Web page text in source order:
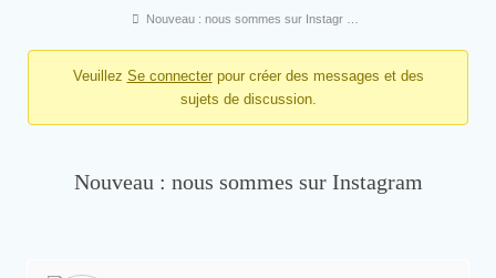
Nouveau : nous sommes sur Instagr …
Veuillez Se connecterpour créer des messages et des
sujets de discussion.
Nouveau : nous sommes sur Instagram